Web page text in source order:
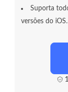
Suporta
versões do iOS.